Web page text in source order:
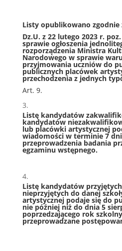
Listy opublikowano zgodnie
Dz.U. z 22 lutego 2023 r.
sprawie ogłoszenia
rozporządzenia Ministra
Narodowego w sprawie
przyjmowania uczniów do
publicznych placówek
przechodzenia z jednych
Art. 9.
Listę kandydatów
kandydatów
lub placówki artystycznej
wiadomości w terminie 7
przeprowadzenia badania
egzaminu wstępnego.
Listę kandydatów
nieprzyjętych do danej
artystycznej podaje się do
nie później niż do dnia 5
poprzedzającego rok
przeprowadzane